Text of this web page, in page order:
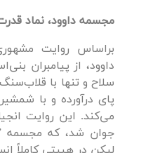
مجسمه داوود، نماد
براساس روایت
داوود، از پیامبران
سلاح و تنها با
پای درآورده و با
می‌کند. این روایت
جوان شد، که مجسمه